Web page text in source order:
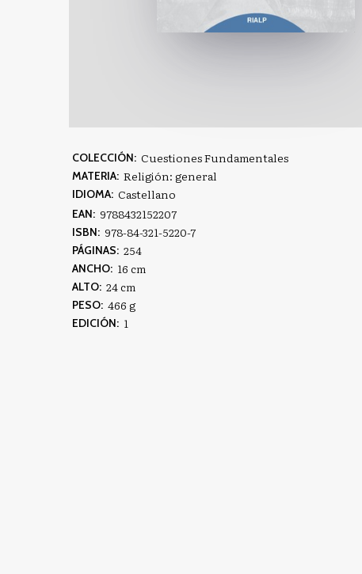
COLECCIÓN: Cuestiones Fundamentales
MATERIA: Religión: general
IDIOMA: Castellano
EAN: 9788432152207
ISBN: 978-84-321-5220-7
PÁGINAS: 254
ANCHO: 16 cm
ALTO: 24 cm
PESO: 466 g
EDICIÓN: 1